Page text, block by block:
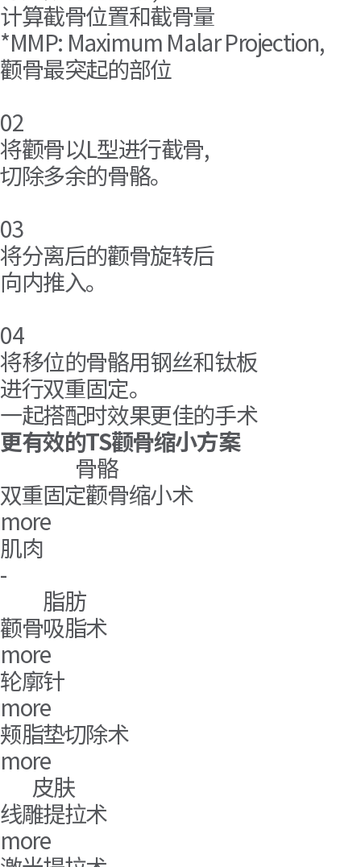
计算截骨位置和截骨量
*MMP: Maximum Malar Projection,
颧骨最突起的部位
02
将颧骨以L型进行截骨,
切除多余的骨骼。
03
将分离后的颧骨旋转后
向内推入。
04
将移位的骨骼用钢丝和钛板
进行双重固定。
一起搭配时效果更佳的手术
更有效的TS颧骨缩小方案
骨骼
双重固定颧骨缩小术
more
肌肉
-
脂肪
颧骨吸脂术
more
轮廓针
more
颊脂垫切除术
more
皮肤
线雕提拉术
more